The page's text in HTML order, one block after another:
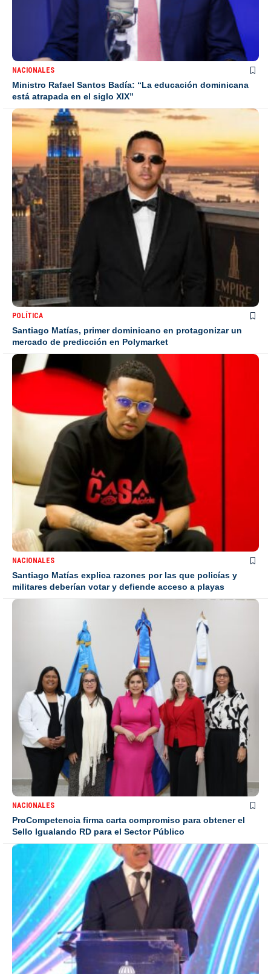
NACIONALES
Ministro Rafael Santos Badía: “La educación dominicana
está atrapada en el siglo XIX”
POLÍTICA
Santiago Matías, primer dominicano en protagonizar un
mercado de predicción en Polymarket
NACIONALES
Santiago Matías explica razones por las que policías y
militares deberían votar y defiende acceso a playas
NACIONALES
ProCompetencia firma carta compromiso para obtener el
Sello Igualando RD para el Sector Público